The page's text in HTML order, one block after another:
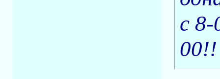
с
00!!